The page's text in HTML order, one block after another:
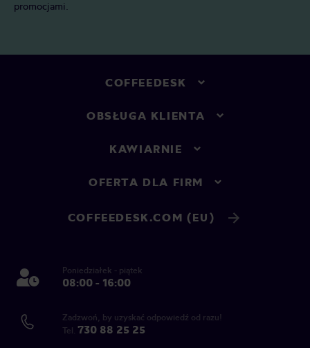
promocjami.
COFFEEDESK
OBSŁUGA KLIENTA
KAWIARNIE
OFERTA DLA FIRM
COFFEEDESK.COM (EU)
Poniedziałek - piątek
08:00 - 16:00
Zadzwoń, by uzyskać odpowiedź od razu!
Tel. 730 88 25 25